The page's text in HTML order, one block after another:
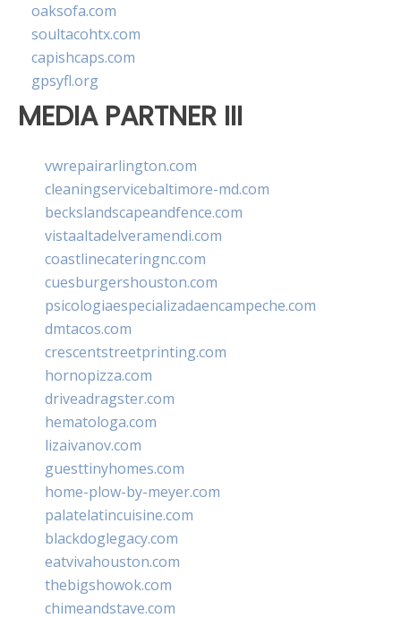
oaksofa.com
soultacohtx.com
capishcaps.com
gpsyfl.org
MEDIA PARTNER III
vwrepairarlington.com
cleaningservicebaltimore-md.com
beckslandscapeandfence.com
vistaaltadelveramendi.com
coastlinecateringnc.com
cuesburgershouston.com
psicologiaespecializadaencampeche.com
dmtacos.com
crescentstreetprinting.com
hornopizza.com
driveadragster.com
hematologa.com
lizaivanov.com
guesttinyhomes.com
home-plow-by-meyer.com
palatelatincuisine.com
blackdoglegacy.com
eatvivahouston.com
thebigshowok.com
chimeandstave.com